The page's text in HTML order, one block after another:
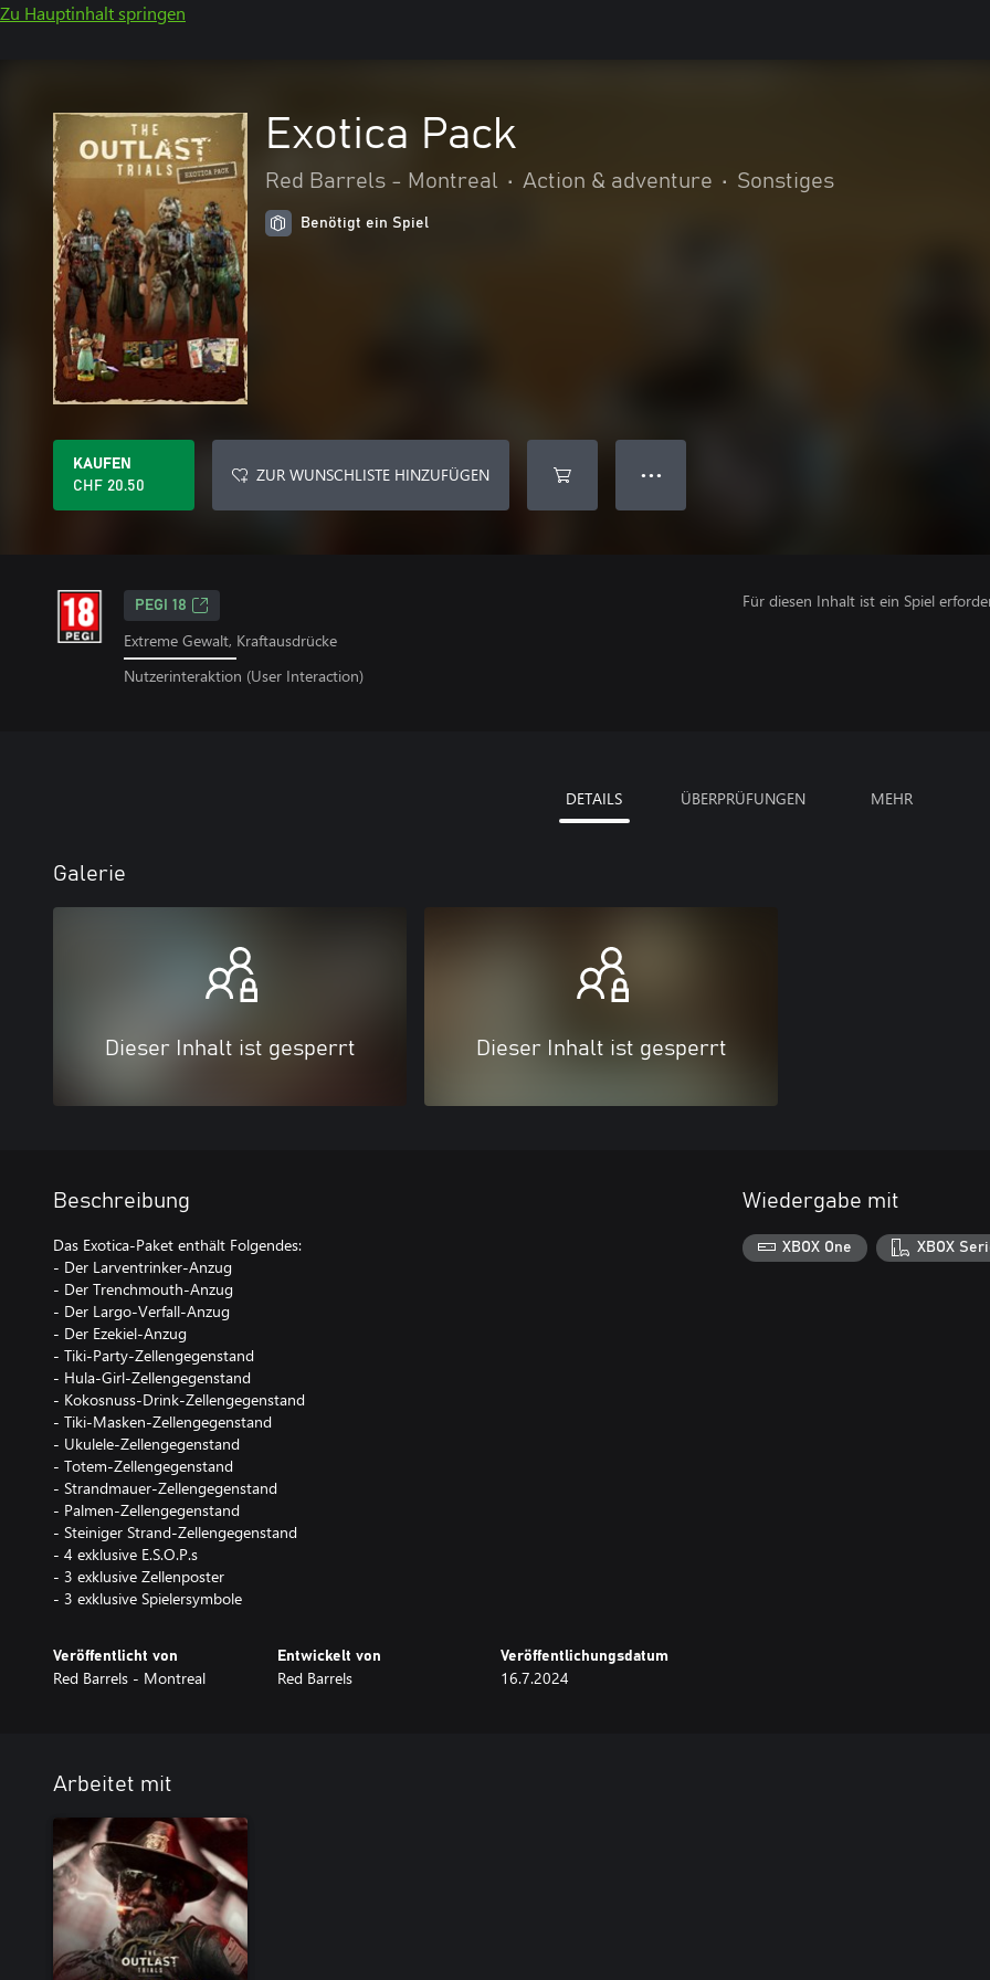
Zu Hauptinhalt springen
Exotica Pack
Red Barrels - Montreal • Action & adventure • Sonstiges
Benötigt ein Spiel
KAUFEN
CHF 20.50
ZUR WUNSCHLISTE HINZUFÜGEN ● ● ●
PEGI 18
Extreme Gewalt, Kraftausdrücke
Nutzerinteraktion (User Interaction)
Für diesen Inhalt ist ein Spiel
DETAILS ÜBERPRÜFUNGEN MEHR
Galerie
Dieser Inhalt ist gesperrt Dieser Inhalt ist gesperrt
Beschreibung
Das Exotica-Paket enthält Folgendes:
- Der Larventrinker-Anzug
- Der Trenchmouth-Anzug
- Der Largo-Verfall-Anzug
- Der Ezekiel-Anzug
- Tiki-Party-Zellengegenstand
- Hula-Girl-Zellengegenstand
- Kokosnuss-Drink-Zellengegenstand
- Tiki-Masken-Zellengegenstand
- Ukulele-Zellengegenstand
- Totem-Zellengegenstand
- Strandmauer-Zellengegenstand
- Palmen-Zellengegenstand
- Steiniger Strand-Zellengegenstand
- 4 exklusive E.S.O.P.s
- 3 exklusive Zellenposter
- 3 exklusive Spielersymbole
Veröffentlicht von
Red Barrels - Montreal
Entwickelt von
Red Barrels
Veröffentlichungsdatum
16.7.2024
Wiedergabe mit
XBOX One XBOX
Arbeitet mit